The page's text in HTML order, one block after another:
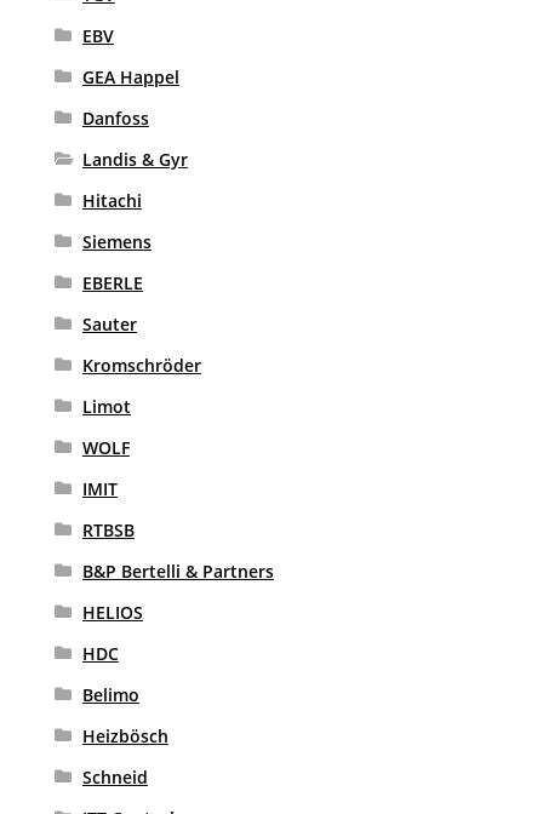
EBV
GEA Happel
Danfoss
Landis & Gyr
Hitachi
Siemens
EBERLE
Sauter
Kromschröder
Limot
WOLF
IMIT
RTBSB
B&P Bertelli & Partners
HELIOS
HDC
Belimo
Heizbösch
Schneid